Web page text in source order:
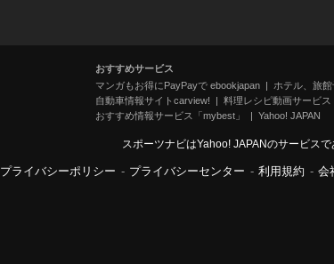
おすすめサービス
マンガもお得にPayPayで ebookjapan
ホテル、旅
自動車情報サイトcarview!
料理レシピ動画サービス
おすすめ情報サービス「mybest」
Yahoo! JAPAN
スポーツナビはYahoo! JAPANのサービス
プライバシーポリシー - プライバシーセンター - 利用規約 - 会